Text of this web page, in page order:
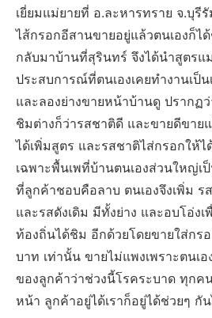
เยี่ยมแม่ยายที่ อ.ละหารทราย จ.บุรี
ไส้กรอกอีสานขายอยู่แล้วตนเองก็ไ
กลับมาบ้านที่สุรินทร์ จึงได้นำสูตรแ
ประสบการณ์ที่ตนเองเคยทำงานเป็
และลองย่างขายหน้าบ้านดู ปรากฏ
ชิมต่างก็ว่ารสชาติดี และขายดีขาย
ได้เพิ่มสูตร และรสชาติไส่กรอกให้
เฉพาะพื้นเพที่บ้านตนเองส่วนใหญ่
ที่ลูกค้าชอบคือลาบ ตนเองจึงเพิ่ม ร
และรสดังเดิม มีทั้งย่าง และอบโอ่ง
ท้องถิ่นได้ชิม อีกด้วยโดยขายใส่กร
บาท เท่านั้น ขายไม่แพงเพราะตนเอ
ของลูกค้าว่าช่วงนี้โรคระบาด ทุกค
หน้า ลูกค้าอยู่ได้เราก็อยู่ได้ช่วยๆ กั